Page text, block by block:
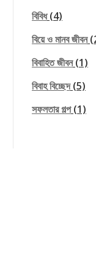
বিবিধ(4)
বিয়ে ও মানব জীবন
বিবাহিত জীবন(1)
বিবাহ বিচ্ছেদ(5)
সফলতার গল্প(1)